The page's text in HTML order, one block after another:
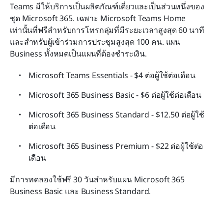
Teams มีให้บริการเป็นผลิตภัณฑ์เดี่ยวและเป็นส่วนหนึ่งของ
ชุด Microsoft 365. เฉพาะ Microsoft Teams Home
เท่านั้นที่ฟรีสำหรับการโทรกลุ่มที่มีระยะเวลาสูงสุด 60 นาที
และสำหรับผู้เข้าร่วมการประชุมสูงสุด 100 คน. แผน
Business ทั้งหมดเป็นแผนที่ต้องชำระเงิน.
Microsoft Teams Essentials - $4 ต่อผู้ใช้ต่อเดือน
Microsoft 365 Business Basic - $6 ต่อผู้ใช้ต่อเดือน
Microsoft 365 Business Standard - $12.50 ต่อผู้ใช้
ต่อเดือน
Microsoft 365 Business Premium - $22 ต่อผู้ใช้ต่อ
เดือน
มีการทดลองใช้ฟรี 30 วันสำหรับแผน Microsoft 365
Business Basic และ Business Standard.